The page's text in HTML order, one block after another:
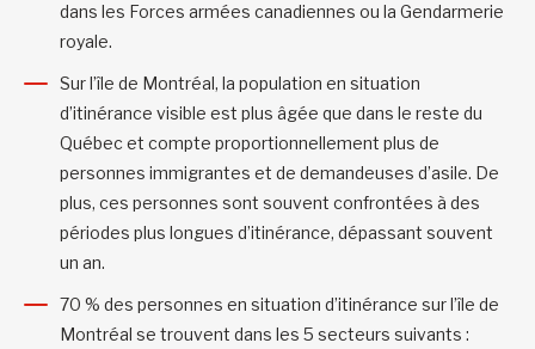
dans les Forces armées canadiennes ou la Gendarmerie
royale.
Sur l’île de Montréal, la population en situation
d’itinérance visible est plus âgée que dans le reste du
Québec et compte proportionnellement plus de
personnes immigrantes et de demandeuses d’asile. De
plus, ces personnes sont souvent confrontées à des
périodes plus longues d’itinérance, dépassant souvent
un an.
70 % des personnes en situation d’itinérance sur l’île de
Montréal se trouvent dans les 5 secteurs suivants :